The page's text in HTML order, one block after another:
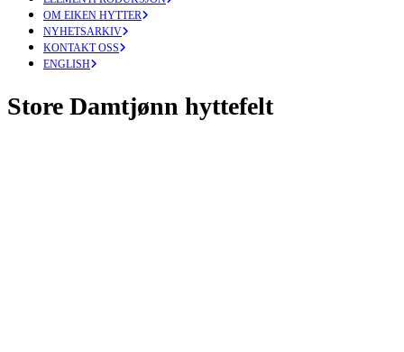
OM EIKEN HYTTER
NYHETSARKIV
KONTAKT OSS
ENGLISH
Store Damtjønn hyttefelt